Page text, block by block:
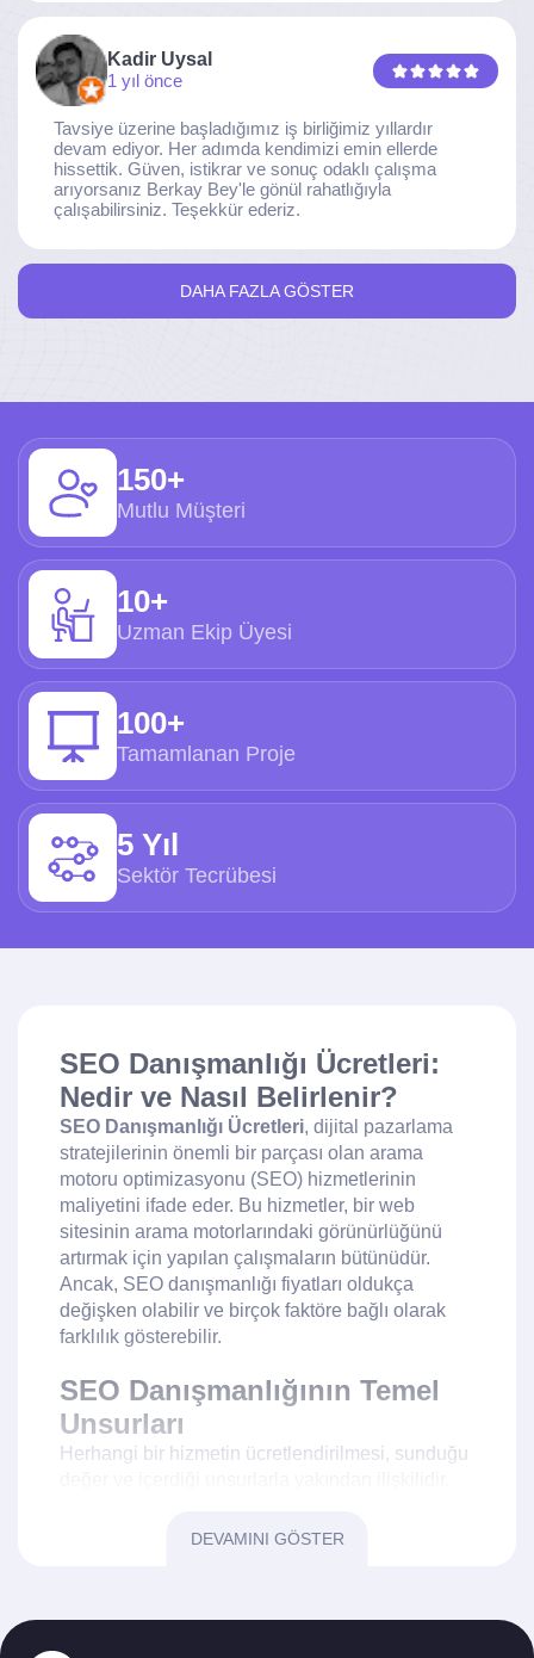
Kadir Uysal
1 yıl önce
Tavsiye üzerine başladığımız iş birliğimiz yıllardır
devam ediyor. Her adımda kendimizi emin ellerde
hissettik. Güven, istikrar ve sonuç odaklı çalışma
arıyorsanız Berkay Bey'le gönül rahatlığıyla
çalışabilirsiniz. Teşekkür ederiz.
DAHA FAZLA GÖSTER
150+
Mutlu Müşteri
10+
Uzman Ekip Üyesi
100+
Tamamlanan Proje
5 Yıl
Sektör Tecrübesi
SEO Danışmanlığı Ücretleri:
Nedir ve Nasıl Belirlenir?
SEO Danışmanlığı Ücretleri, dijital pazarlama
stratejilerinin önemli bir parçası olan arama
motoru optimizasyonu (SEO) hizmetlerinin
maliyetini ifade eder. Bu hizmetler, bir web
sitesinin arama motorlarındaki görünürlüğünü
artırmak için yapılan çalışmaların bütünüdür.
Ancak, SEO danışmanlığı fiyatları oldukça
değişken olabilir ve birçok faktöre bağlı olarak
farklılık gösterebilir.
SEO Danışmanlığının Temel
Unsurları
Herhangi bir hizmetin ücretlendirilmesi, sunduğu
danışmanın sunduğu hizmetlerin kapsamına,
DEVAMINI GÖSTER